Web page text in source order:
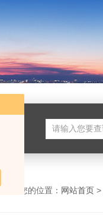
您的位置： 网站首页 >